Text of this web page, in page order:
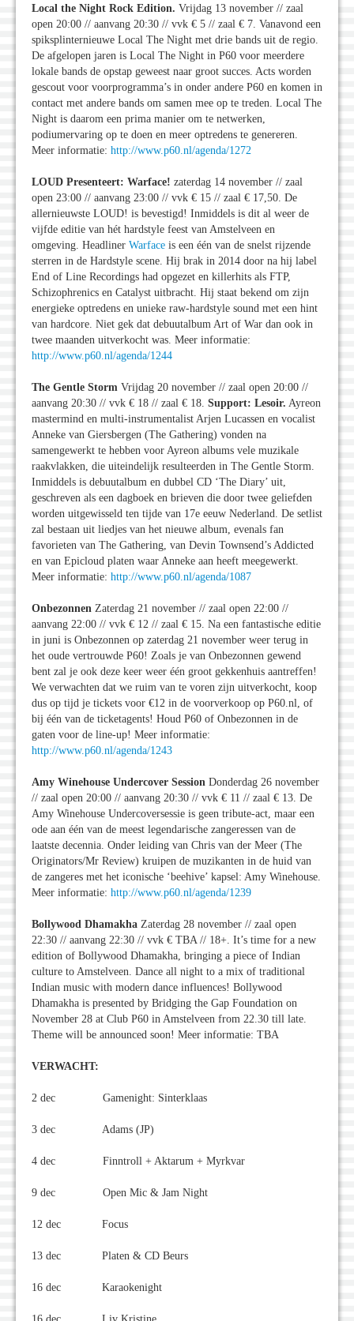
Local the Night Rock Edition. Vrijdag 13 november // zaal
open 20:00 // aanvang 20:30 // vvk € 5 // zaal € 7. Vanavond een
spiksplinternieuwe Local The Night met drie bands uit de regio.
De afgelopen jaren is Local The Night in P60 voor meerdere
lokale bands de opstap geweest naar groot succes. Acts worden
gescout voor voorprogramma’s in onder andere P60 en komen in
contact met andere bands om samen mee op te treden. Local The
Night is daarom een prima manier om te netwerken,
podiumervaring op te doen en meer optredens te genereren.
Meer informatie: http://www.p60.nl/agenda/1272
LOUD Presenteert: Warface! zaterdag 14 november // zaal
open 23:00 // aanvang 23:00 // vvk € 15 // zaal € 17,50. De
allernieuwste LOUD! is bevestigd! Inmiddels is dit al weer de
vijfde editie van hét hardstyle feest van Amstelveen en
omgeving. Headliner Warface is een één van de snelst rijzende
sterren in de Hardstyle scene. Hij brak in 2014 door na hij label
End of Line Recordings had opgezet en killerhits als FTP,
Schizophrenics en Catalyst uitbracht. Hij staat bekend om zijn
energieke optredens en unieke raw-hardstyle sound met een hint
van hardcore. Niet gek dat debuutalbum Art of War dan ook in
twee maanden uitverkocht was. Meer informatie:
http://www.p60.nl/agenda/1244
The Gentle Storm Vrijdag 20 november // zaal open 20:00 //
aanvang 20:30 // vvk € 18 // zaal € 18. Support: Lesoir. Ayreon
mastermind en multi-instrumentalist Arjen Lucassen en vocalist
Anneke van Giersbergen (The Gathering) vonden na
samengewerkt te hebben voor Ayreon albums vele muzikale
raakvlakken, die uiteindelijk resulteerden in The Gentle Storm.
Inmiddels is debuutalbum en dubbel CD ‘The Diary’ uit,
geschreven als een dagboek en brieven die door twee geliefden
worden uitgewisseld ten tijde van 17e eeuw Nederland. De setlist
zal bestaan uit liedjes van het nieuwe album, evenals fan
favorieten van The Gathering, van Devin Townsend’s Addicted
en van Epicloud platen waar Anneke aan heeft meegewerkt.
Meer informatie: http://www.p60.nl/agenda/1087
Onbezonnen Zaterdag 21 november // zaal open 22:00 //
aanvang 22:00 // vvk € 12 // zaal € 15. Na een fantastische editie
in juni is Onbezonnen op zaterdag 21 november weer terug in
het oude vertrouwde P60! Zoals je van Onbezonnen gewend
bent zal je ook deze keer weer één groot gekkenhuis aantreffen!
We verwachten dat we ruim van te voren zijn uitverkocht, koop
dus op tijd je tickets voor €12 in de voorverkoop op P60.nl, of
bij één van de ticketagents! Houd P60 of Onbezonnen in de
gaten voor de line-up! Meer informatie:
http://www.p60.nl/agenda/1243
Amy Winehouse Undercover Session Donderdag 26 november
// zaal open 20:00 // aanvang 20:30 // vvk € 11 // zaal € 13. De
Amy Winehouse Undercoversessie is geen tribute-act, maar een
ode aan één van de meest legendarische zangeressen van de
laatste decennia. Onder leiding van Chris van der Meer (The
Originators/Mr Review) kruipen de muzikanten in de huid van
de zangeres met het iconische ‘beehive’ kapsel: Amy Winehouse.
Meer informatie: http://www.p60.nl/agenda/1239
Bollywood Dhamakha Zaterdag 28 november // zaal open
22:30 // aanvang 22:30 // vvk € TBA // 18+. It’s time for a new
edition of Bollywood Dhamakha, bringing a piece of Indian
culture to Amstelveen. Dance all night to a mix of traditional
Indian music with modern dance influences! Bollywood
Dhamakha is presented by Bridging the Gap Foundation on
November 28 at Club P60 in Amstelveen from 22.30 till late.
Theme will be announced soon! Meer informatie: TBA
VERWACHT:
2 dec Gamenight: Sinterklaas
3 dec Adams (JP)
4 dec Finntroll + Aktarum + Myrkvar
9 dec Open Mic & Jam Night
12 dec Focus
13 dec Platen & CD Beurs
16 dec Karaokenight